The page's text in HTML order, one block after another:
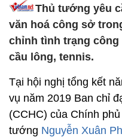
Thủ tướng yêu
văn hoá công sở
chỉnh tình trạng
cầu lông, tennis.
Tại hội nghị tổng kết
vụ năm 2019 Ban chỉ
(CCHC) của Chính
tướng Nguyễn Xuân